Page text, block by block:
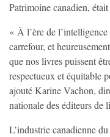
Patrimoine canadien,
« À l’ère de
carrefour, et
que nos livres puissent
respectueux et équitable
ajouté Karine Vachon,
nationale des éditeurs de
L’industrie canadienne